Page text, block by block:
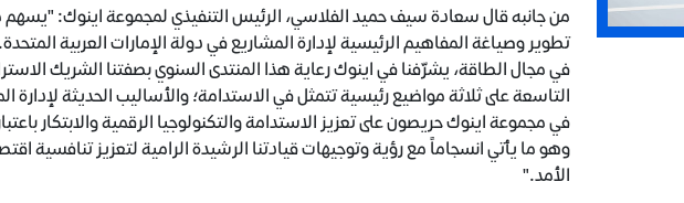
من جانبه قال سعادة سيف حميد الفلاسي، الرئيس التنفيذي لمجموعة اينوك: "يسهم
تطوير وصياغة المفاهيم الرئيسية لإدارة المشاريع في دولة الإمارات العربية
في مجال الطاقة، يشرّفنا في اينوك رعاية هذا المنتدى السنوي بصفتنا الشريك
التاسعة على ثلاثة مواضيع رئيسية تتمثل في الاستدامة؛ والأساليب الحديثة لإدارة
في مجموعة اينوك حريصون على تعزيز الاستدامة والتكنولوجيا الرقمية والابتكار
وهو ما يأتي انسجاماً مع رؤية وتوجيهات قيادتنا الرشيدة الرامية لتعزيز تنافسية
الأمد."